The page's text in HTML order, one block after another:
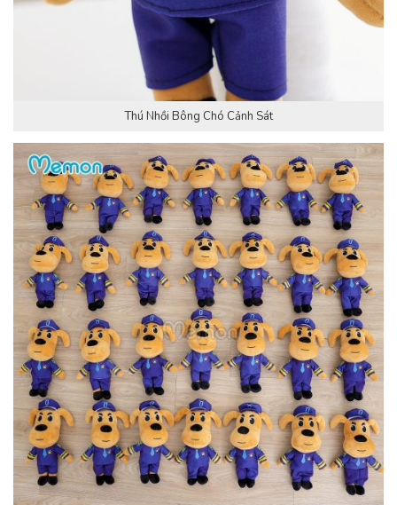
Thú Nhồi Bông Chó Cảnh Sát